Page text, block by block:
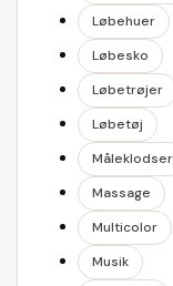
Løbehuer
Løbesko
Løbetrøjer
Løbetøj
Måleklodser
Massage
Multicolor
Musik